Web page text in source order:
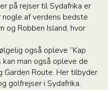
på rejser til Sydafrika er
af verdens bedste
og Robben Island, hvor
også opleve ”Kap
man også opleve de
Garden Route. Her tilbyder
golfrejser i Sydafrika.